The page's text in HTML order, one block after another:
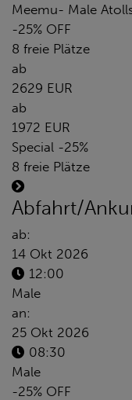
Meemu- Male
-25% OFF
8 freie Plätze
ab
2629 EUR
ab
1972 EUR
Special -25%
8 freie Plätze
Abfahrt/
ab:
14 Okt 2026
12:00
Male
an:
25 Okt 2026
08:30
Male
-25% OFF